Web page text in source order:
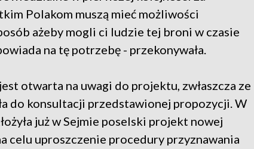
Polakom muszą mieć możliwości
ażeby mogli ci ludzie tej broni w czasie
na tę potrzebę - przekonywała.
otwarta na uwagi do projektu, zwłaszcza ze
do konsultacji przedstawionej propozycji. W
już w Sejmie poselski projekt nowej
celu uproszczenie procedury przyznawania